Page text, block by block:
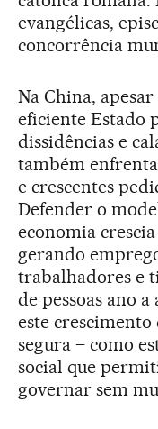
evangélicas,
concorrência
Na China,
eficiente Estado
dissidências e
também
e crescentes
Defender o
economia
gerando
trabalhadores e
de pessoas ano
este
segura – como
social que
governar sem